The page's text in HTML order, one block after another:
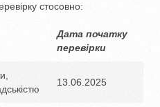
стосовно:
Дата початку
перевірки
13.06.2025